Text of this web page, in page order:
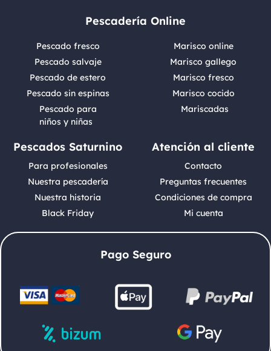
Pescadería Online
Pescado fresco
Pescado salvaje
Pescado de estero
Pescado sin espinas
Pescado para
niños y niñas
Marisco online
Marisco gallego
Marisco fresco
Marisco cocido
Mariscadas
Pescados Saturnino
Para profesionales
Nuestra pescadería
Nuestra historia
Black Friday
Atención al cliente
Contacto
Preguntas frecuentes
Condiciones de compra
Mi cuenta
Pago Seguro